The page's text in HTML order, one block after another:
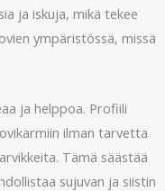
ja iskuja, mikä tekee
ympäristössä, missä
ja helppoa. Profiili
ilman tarvetta
Tämä säästää
sujuvan ja siistin